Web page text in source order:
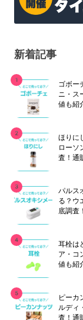
新着記事
ゴボー
ニ・ス
値も紹
ほりに
ローソ
査！通
パルス
る？ウ
底調査
耳栓は
ア・コ
値も紹
ピーカ
ルディ
査！通